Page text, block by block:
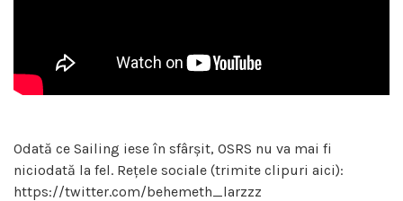
Odată ce Sailing iese în sfârșit, OSRS nu va mai fi
niciodată la fel. Rețele sociale (trimite clipuri aici):
https://twitter.com/behemeth_larzzz